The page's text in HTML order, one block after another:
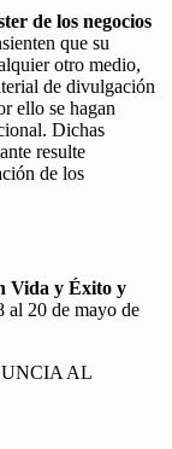
de los negocios
que su
otro medio,
de divulgación
ello se hagan
Dichas
resulte
de los
Vida y Éxito y
al 20 de mayo de
AL